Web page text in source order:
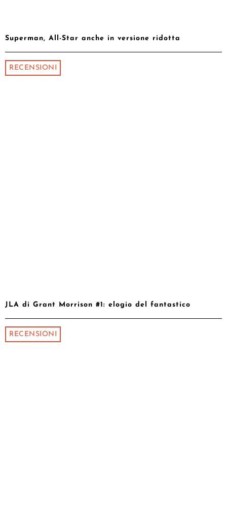
Superman, All-Star anche in versione ridotta
RECENSIONI
JLA di Grant Morrison #1: elogio del fantastico
RECENSIONI